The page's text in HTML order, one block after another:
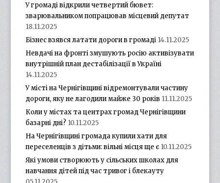
У громаді відкрили четвертий бювет:
зварювальником попрацював місцевий депутат
18.11.2025
Бізнес взявся латати дороги в громаді 14.11.2025
Невдачі на фронті змушують росію активізувати
внутрішній план дестабілізації в Україні
14.11.2025
У місті на Чернігівщині відремонтували частину
дороги, яку не лагодили майже 30 років 11.11.2025
Коли у містах та центрах громад Чернігівщини
базарні дні? 10.11.2025
На Чернігівщині громада купили хати для
переселенців з дітьми: вільні місця ще є 10.11.2025
Які умови створюють у сільських школах для
навчання дітей під час тривог і блекауту